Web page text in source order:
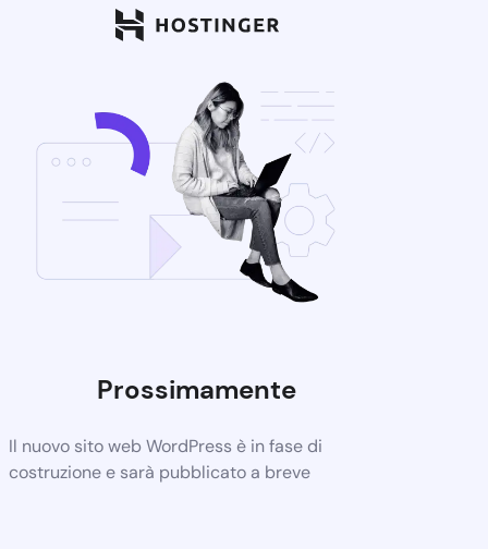
Prossimamente
Il nuovo sito web WordPress è in fase di
costruzione e sarà pubblicato a breve